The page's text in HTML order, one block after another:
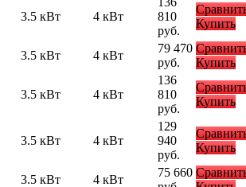
3.5 кВт 4 кВт
810
руб.
Купить
3.5 кВт 4 кВт
79 470
руб.
Купить
3.5 кВт 4 кВт
136
810
руб.
Купить
3.5 кВт 4 кВт
129
940
руб.
Купить
3.5 кВт 4 кВт
75 660